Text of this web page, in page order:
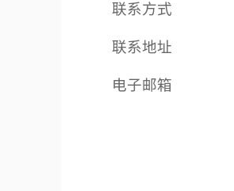
联系方式
联系地址
电子邮箱